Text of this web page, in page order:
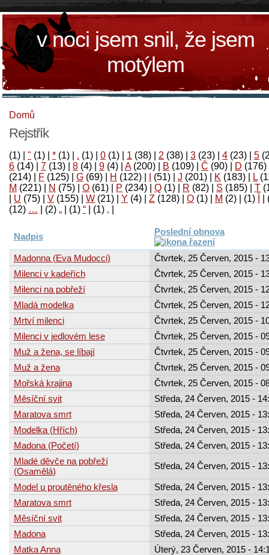
v noci jsem snil, že jsem
motýlem
Domů
Rejstřík
(1) " (1) * (1) . (1) 0 (1) 1 (38) 2 (38) 3 (23) 4 (23) 5
6 (14) 7 (13) 8 (4) 9 (4) A(200) B (109) Č (90) D (176)
(214)
F (125) G (69) H (122) (51) J (201) K (183) L
M (221) N (75) O (61) P (234) Q (1) R (82) S (185) T
U (75) V (155) W (21) Y (4) Z (128) Ο (1) М (2)
(1)
‚
(1)
“
(1)
„
(2)
…
(12)
Nadpis Poslední obnova
Madonna (Eva Mudocci)
Čtvrtek, 25 Červen, 2015 -
Milenci v kadeřích
Čtvrtek, 25 Červen, 2015 -
Milenci na pobřeží
Čtvrtek, 25 Červen, 2015 -
Mladá modelka
Čtvrtek, 25 Červen, 2015 -
Mrtví milenci
Čtvrtek, 25 Červen, 2015 -
Milenci v jedlovém lese
Čtvrtek, 25 Červen, 2015 -
Muž a žena, se líbají
Čtvrtek, 25 Červen, 2015 -
Muž a žena
Čtvrtek, 25 Červen, 2015 -
Mořská krajina
Čtvrtek, 25 Červen, 2015 -
Měsíční svit
Středa, 24 Červen, 2015 -
Maratova smrt
Středa, 24 Červen, 2015 -
Modelka (Hřích)
Středa, 24 Červen, 2015 -
Madona (Početí)
Středa, 24 Červen, 2015 -
Mladé děvče na pobřeží
(Osamělá)
Středa, 24 Červen, 2015 -
Model u proutěného křesla
Středa, 24 Červen, 2015 -
Maratova smrt
Středa, 24 Červen, 2015 -
Měsíční svit
Středa, 24 Červen, 2015 -
Madona
Středa, 24 Červen, 2015 -
Matka Anna
Úterý, 23 Červen, 2015 -